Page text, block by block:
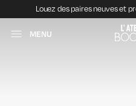
Louez des paires neuves et
MENU